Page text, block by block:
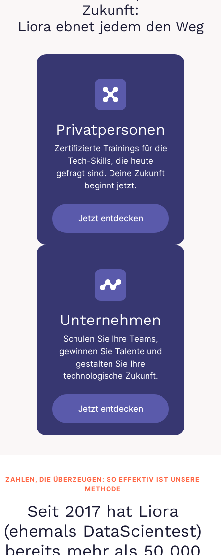
Zukunft:
Liora ebnet jedem den Weg
Privatpersonen
Zertifizierte Trainings für die
Tech-Skills, die heute
gefragt sind. Deine Zukunft
beginnt jetzt.
Jetzt entdecken
Unternehmen
Schulen Sie Ihre Teams,
gewinnen Sie Talente und
gestalten Sie Ihre
technologische Zukunft.
Jetzt entdecken
ZAHLEN, DIE ÜBERZEUGEN: SO EFFEKTIV IST UNSERE
METHODE
Seit 2017 hat Liora
(ehemals DataScientest)
bereits mehr als 50 000